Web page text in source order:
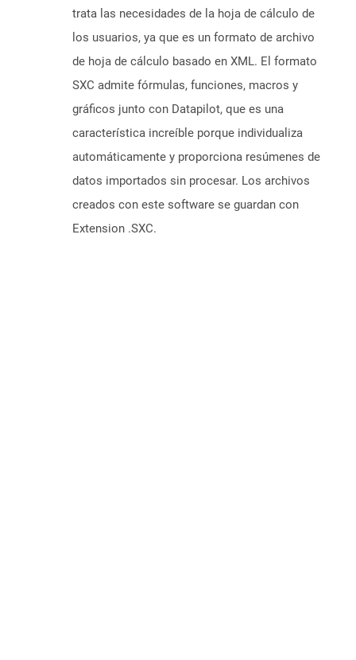
trata las necesidades de la hoja de cálculo de
los usuarios, ya que es un formato de archivo
de hoja de cálculo basado en XML. El formato
SXC admite fórmulas, funciones, macros y
gráficos junto con Datapilot, que es una
característica increíble porque individualiza
automáticamente y proporciona resúmenes de
datos importados sin procesar. Los archivos
creados con este software se guardan con
Extension .SXC.